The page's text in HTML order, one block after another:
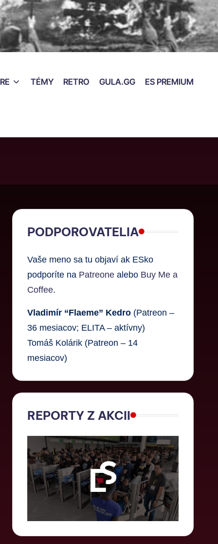
TÉMY RETRO GULA.GG ES PREMIUM
PODPOROVATELIA
Vaše meno sa tu objaví ak ESko
podporíte na Patreonealebo Buy Me a
Coffee.
Vladimír “Flaeme” Kedro(Patreon –
36 mesiacov; ELITA – aktívny)
Tomáš Kolárik (Patreon – 14
mesiacov)
REPORTY Z AKCII